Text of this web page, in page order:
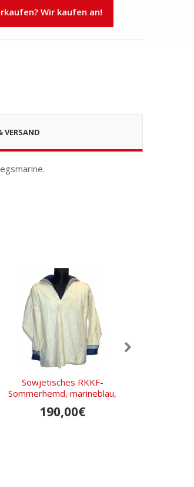
Wir kaufen an!
VERSAND
Sowjetisches RKKF-
Sommerhemd, marineblau,
für Angehörige der
Streitkräfte
190,00€